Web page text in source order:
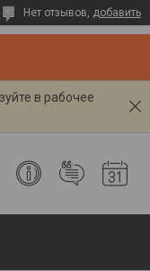
Нет отзывов, добавить
в рабочее